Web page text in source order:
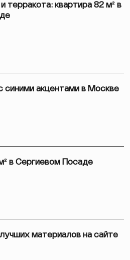
терракота: квартира 82 м² в
синими акцентами в Москве
в Сергиевом Посаде
материалов на сайте